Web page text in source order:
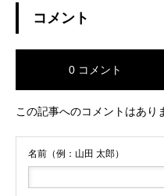
コメント
0 コメント
この記事へのコメントはあり
名前（例：山田 太郎）